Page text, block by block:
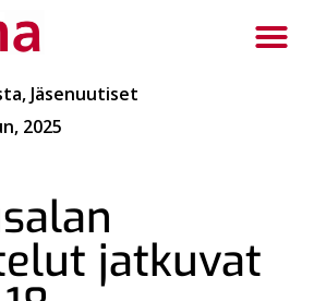
, Jäsenuutiset
2025
jatkuvat